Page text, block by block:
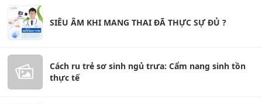
SIÊU ÂM KHI MANG THAI ĐÃ THỰC SỰ ĐỦ ?
Cách ru trẻ sơ sinh ngủ trưa: Cẩm nang sinh tồn
thực tế